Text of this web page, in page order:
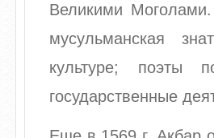
Великими
мусульманская
культуре; поэты
государственные